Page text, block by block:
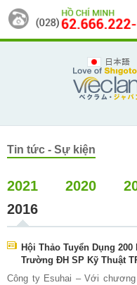
日本語
Tin tức - Sự kiện
2021 2020
2016
Hội Thảo Tuyển Dụng
Trường ĐH SP Kỹ Thuật
Công ty Esuhai – Với